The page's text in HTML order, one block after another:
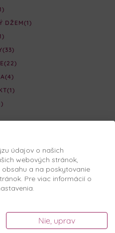
DŽEM(1)
(33)
(22)
(4)
(1)
(7)
(1)
údajov o našich
webových stránok,
a na poskytovanie
Pre viac informácií o
Nie, uprav